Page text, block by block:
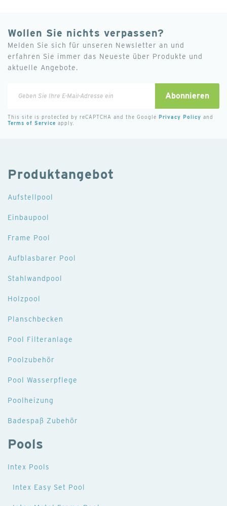
Wollen Sie nichts verpassen?
Melden Sie sich für unseren Newsletter an und
erfahren Sie immer das Neueste über Produkte und
aktuelle Angebote.
sich
an:
Abonnieren
This site is protected by reCAPTCHA and the Google Privacy Policy and
Terms of Service apply.
Produktangebot
Aufstellpool
Einbaupool
Frame Pool
Aufblasbarer Pool
Stahlwandpool
Holzpool
Planschbecken
Pool Filteranlage
Poolzubehör
Pool Wasserpflege
Poolheizung
Badespaß Zubehör
Pools
Intex Pools
Intex Easy Set Pool